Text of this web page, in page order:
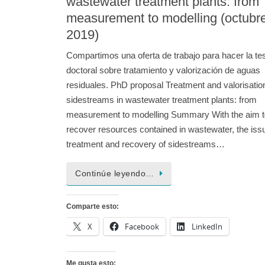
measurement to modelling
2019)
Compartimos una oferta de trabajo para hacer la
doctoral sobre tratamiento y valorización de aguas
residuales. PhD proposal Treatment and
sidestreams in wastewater treatment plants: from
measurement to modelling Summary With the aim
recover resources contained in wastewater, the
treatment and recovery of sidestreams…
Continúe leyendo…
Comparte esto:
X Facebook LinkedIn